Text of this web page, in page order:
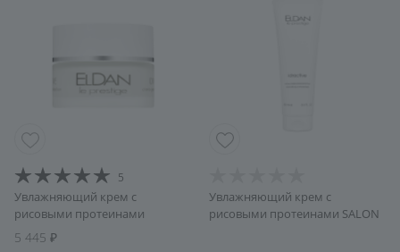
5
Увлажняющий крем с
рисовыми протеинами
5 445
Увлажняющий крем с
рисовыми протеинами SALON